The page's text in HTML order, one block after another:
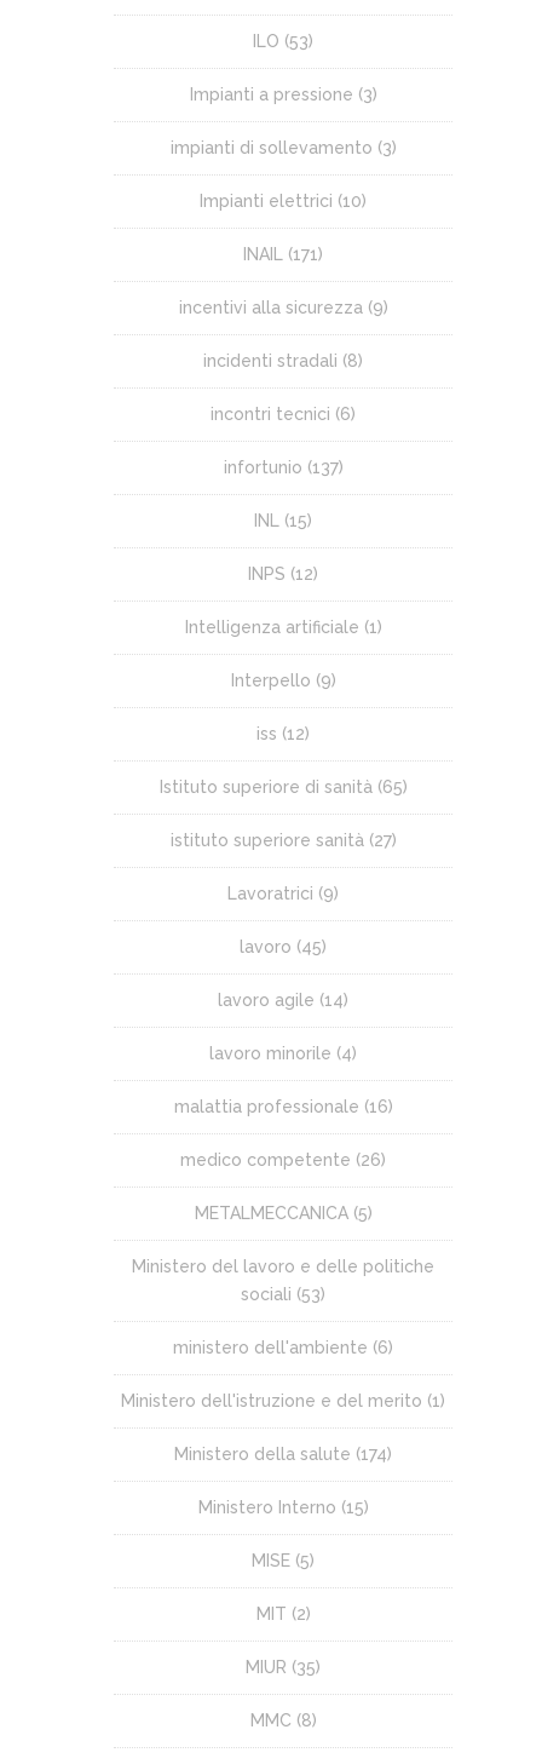
ILO (53)
Impianti a pressione (3)
impianti di sollevamento (3)
Impianti elettrici (10)
INAIL (171)
incentivi alla sicurezza(9)
incidenti stradali (8)
incontri tecnici (6)
infortunio (137)
INL (15)
INPS (12)
Intelligenza artificiale (1)
Interpello (9)
iss (12)
Istituto superiore di sanità(65)
istituto superiore sanità(27)
Lavoratrici (9)
lavoro (45)
lavoro agile (14)
lavoro minorile (4)
malattia professionale (16)
medico competente (26)
METALMECCANICA(5)
Ministero del lavoro e delle politiche
sociali (53)
ministero dell'ambiente (6)
Ministero dell'istruzione e del merito (1)
Ministero della salute (174)
Ministero Interno (15)
MISE (5)
MIT (2)
MIUR (35)
MMC (8)